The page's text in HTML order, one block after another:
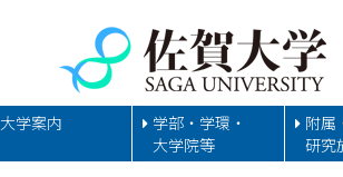
大学案内
学部・学環・
大学院等
附属
研究